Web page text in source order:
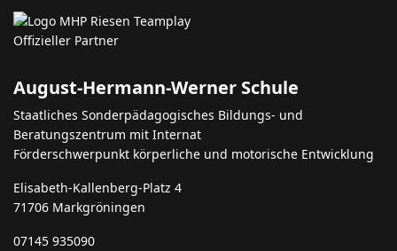
August-Hermann-Werner Schule
Staatliches Sonderpädagogisches Bildungs- und
Beratungszentrum mit Internat
Förderschwerpunkt körperliche und motorische Entwicklung
Elisabeth-Kallenberg-Platz 4
71706 Markgröningen
07145 935090